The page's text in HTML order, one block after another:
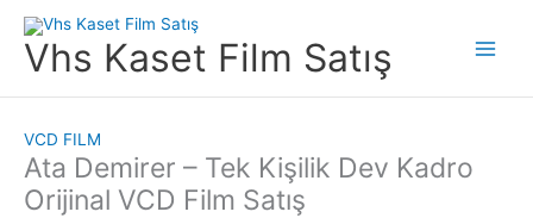
atlaVhs Kaset Film Satış
VCD FILM
Ata Demirer – Tek Kişilik Dev Kadro
Orijinal VCD Film Satış